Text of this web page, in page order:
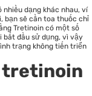
dạng khác nhau, ví
bạn sẽ cần toa thuốc chỉ
Tretinoin có một số
bắt đầu sử dụng, vì vậy
trạng không tiến triển
tretinoin